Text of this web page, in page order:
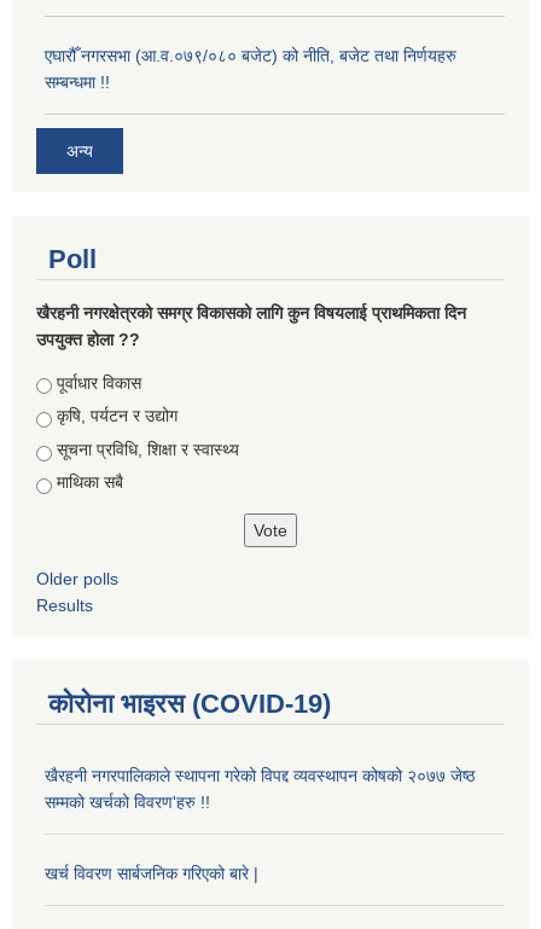
एघारौँ नगरसभा (आ.व.०७९/०८० बजेट) को नीति, बजेट तथा निर्णयहरु
सम्बन्धमा !!
अन्य
Poll
खैरहनी नगरक्षेत्रको समग्र विकासको लागि कुन विषयलाई प्राथमिकता दिन
उपयुक्त होला ??
Choices
पूर्वाधार विकास
कृषि, पर्यटन र उद्योग
सूचना प्रविधि, शिक्षा र स्वास्थ्य
माथिका सबै
Older polls
Results
कोरोना भाइरस (COVID-19)
खैरहनी नगरपालिकाले स्थापना गरेको विपद्द व्यवस्थापन कोषको २०७७ जेष्ठ
सम्मको खर्चको विवरण'हरु !!
खर्च विवरण सार्बजनिक गरिएको बारे |